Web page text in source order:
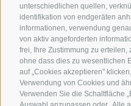
unterschiedlichen quellen,
identifikation von endgeräten
informationen, verwendung
von aktiv angeforderten
frei, Ihre Zustimmung zu
ohne dass dies zu wesentlichen
auf „Cookies akzeptieren"
Verwendung von Cookies und
Verwenden Sie die Schaltfläche
Marie-Curie-
T +39
Pec:
MwSt-, Steuer- und